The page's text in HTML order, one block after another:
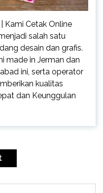
Kami Cetak Online
salah satu
desain dan grafis.
made in Jerman dan
ini, serta operator
kualitas
dan Keunggulan